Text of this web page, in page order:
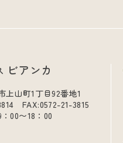
ビアンカ
上山町1丁目92番地1
FAX:0572-21-3815
00〜18：00